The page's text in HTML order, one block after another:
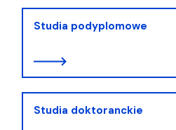
Studia podyplomowe
Studia doktoranckie